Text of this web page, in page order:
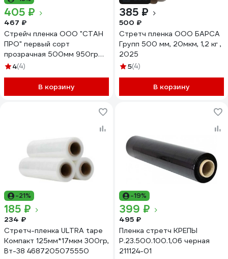
405 ₽
467 ₽
Стрейч пленка ООО "СТАН
ПРО" первый сорт
прозрачная 500мм 950гр
20мкм 85м
4(4)
В корзину
385 ₽
500 ₽
Стретч пленка ООО БАРСА
Групп 500 мм, 20мкм, 1,2 кг ,
2025
5(4)
В корзину
-21%
185 ₽
234 ₽
Стретч-пленка ULTRA tape
Компакт 125мм*17мкм 300гр,
Вт-38 4687205075550
-19%
399 ₽
495 ₽
Пленка стретч КРЕПЫ
Р.23.500.100.1,06 черная
211124-01